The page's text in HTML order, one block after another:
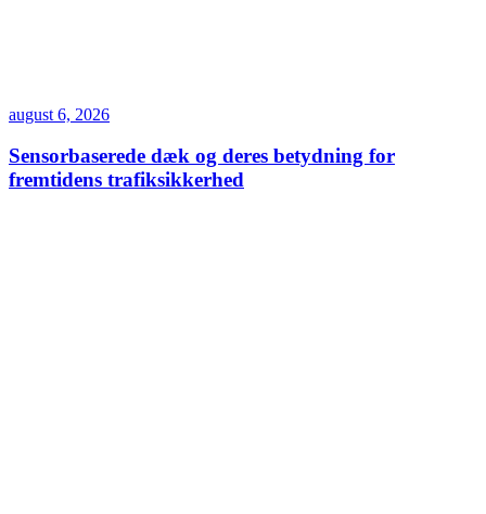
august 6, 2026
Sensorbaserede dæk og deres betydning for
fremtidens trafiksikkerhed